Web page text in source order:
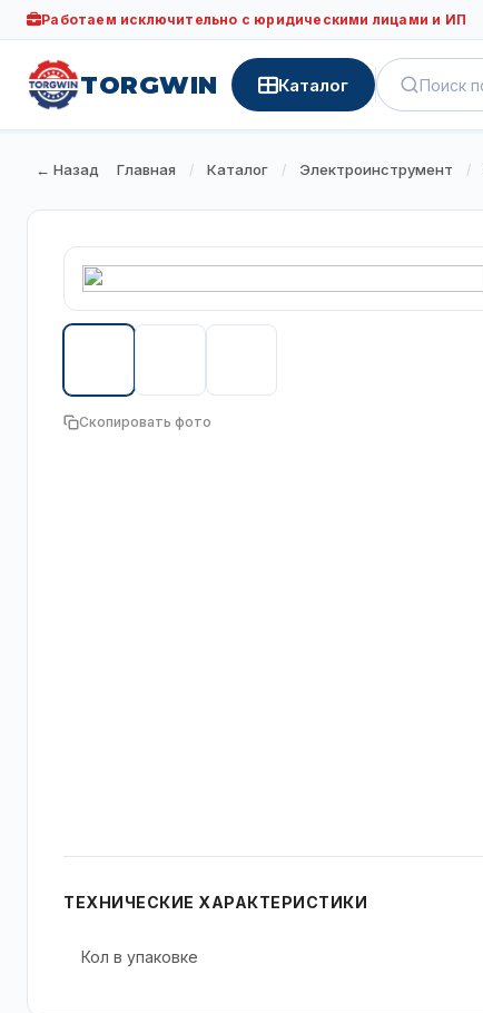
Работаем исключительно с юридическими лицами и ИП
TORGWIN Каталог
← Назад Главная / Каталог / Электроинструмент /
Скопировать фото
ТЕХНИЧЕСКИЕ ХАРАКТЕРИСТИКИ
Кол в упаковке